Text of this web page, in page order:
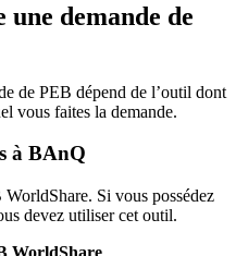
demande de
de PEB dépend de l’outil dont
vous faites la demande.
à BAnQ
Si vous possédez
devez utiliser cet outil.
WorldShare